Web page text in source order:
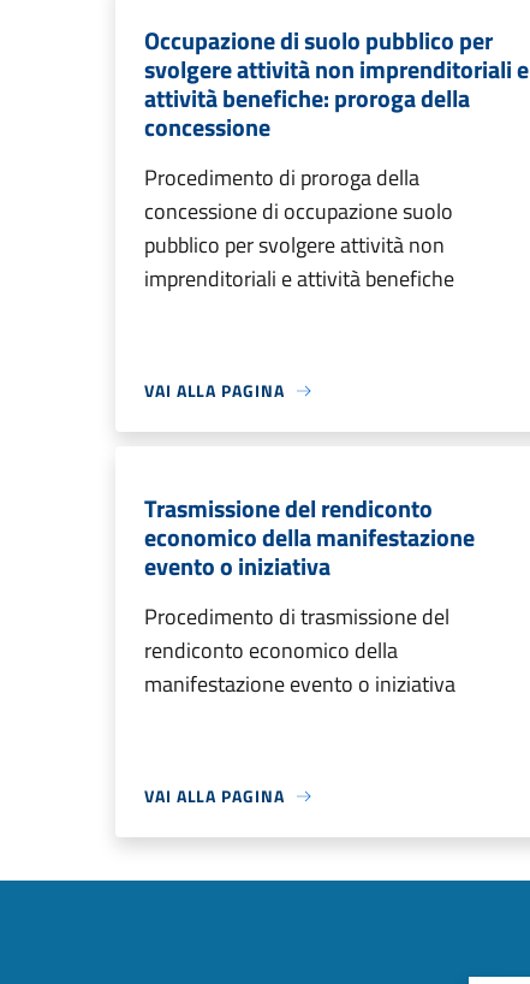
Occupazione di suolo pubblico per
svolgere attività non imprenditoriali e
attività benefiche: proroga della
concessione
Procedimento di proroga della
concessione di occupazione suolo
pubblico per svolgere attività non
imprenditoriali e attività benefiche
VAI ALLA PAGINA
Trasmissione del rendiconto
economico della manifestazione
evento o iniziativa
Procedimento di trasmissione del
rendiconto economico della
manifestazione evento o iniziativa
VAI ALLA PAGINA